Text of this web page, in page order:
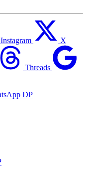
Instagram X
Threads
DP